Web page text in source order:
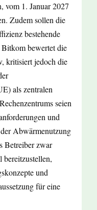
vom 1. Januar 2027
Zudem sollen die
bestehende
bewertet die
kritisiert jedoch die
als zentralen
seien
und
Abwärmenutzung
Betreiber zwar
bereitzustellen,
und
für eine